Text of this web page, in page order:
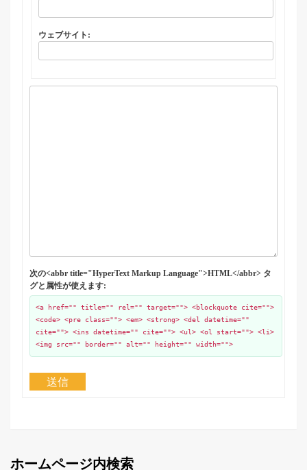
ウェブサイト:
次の<abbr title="HyperText Markup Language">HTML</abbr> タ
グと属性が使えます:
<a href="" title="" rel="" target=""> <blockquote cite="">
<code> <pre class=""> <em> <strong> <del datetime=""
cite=""> <ins datetime="" cite=""> <ul> <ol start=""> <li>
<img src="" border="" alt="" height="" width="">
送信
ホームページ内検索